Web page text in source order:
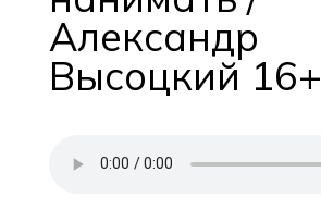
Александр
Высоцкий 16+